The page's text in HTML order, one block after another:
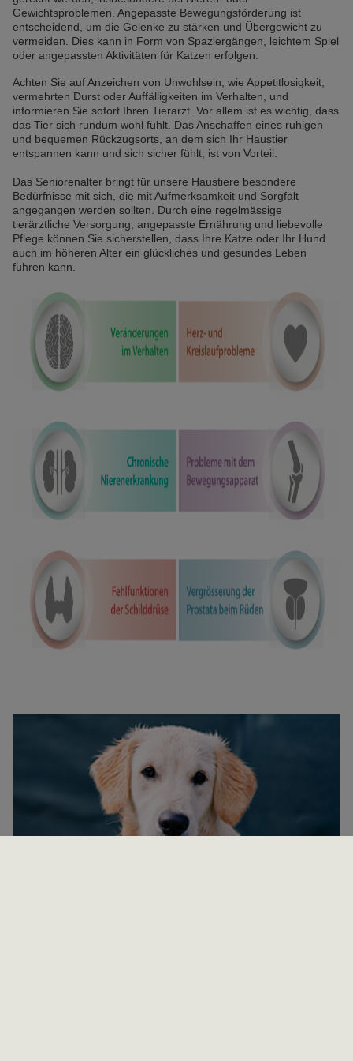
Gewichtsproblemen. Angepasste Bewegungsförderung ist
entscheidend, um die Gelenke zu stärken und Übergewicht zu
vermeiden. Dies kann in Form von Spaziergängen, leichtem Spiel
oder angepassten Aktivitäten für Katzen erfolgen.
Achten Sie auf Anzeichen von Unwohlsein, wie Appetitlosigkeit,
vermehrten Durst oder Auffälligkeiten im Verhalten, und
informieren Sie sofort Ihren Tierarzt. Vor allem ist es wichtig, dass
das Tier sich rundum wohl fühlt. Das Anschaffen eines ruhigen
und bequemen Rückzugsorts, an dem sich Ihr Haustier
entspannen kann und sich sicher fühlt, ist von Vorteil.
Das Seniorenalter bringt für unsere Haustiere besondere
Bedürfnisse mit sich, die mit Aufmerksamkeit und Sorgfalt
angegangen werden sollten. Durch eine regelmässige
tierärztliche Versorgung, angepasste Ernährung und liebevolle
Pflege können Sie sicherstellen, dass Ihre Katze oder Ihr Hund
auch im höheren Alter ein glückliches und gesundes Leben
führen kann.